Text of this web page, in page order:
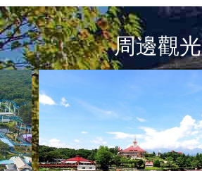
周邊觀光​